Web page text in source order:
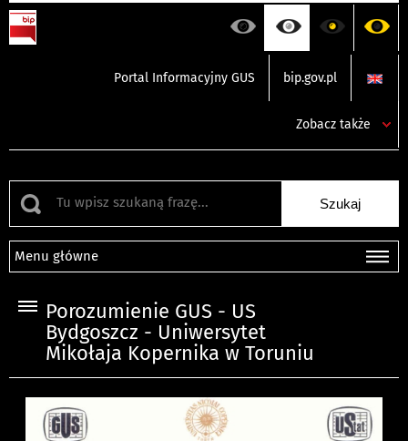
Portal Informacyjny GUS bip.gov.pl
Zobacz także
Menu główne
Porozumienie GUS - US
Bydgoszcz - Uniwersytet
Mikołaja Kopernika w Toruniu